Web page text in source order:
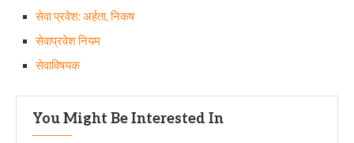
सेवा प्रवेश: अर्हता, निकष
सेवाप्रवेश नियम
सेवाविषयक
You Might Be Interested In